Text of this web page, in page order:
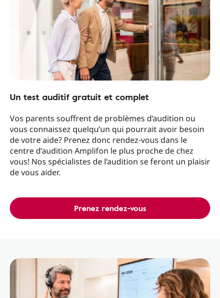
Un test auditif gratuit et complet
Vos parents souffrent de problèmes d’audition ou
vous connaissez quelqu’un qui pourrait avoir besoin
de votre aide? Prenez donc rendez-vous dans le
centre d’audition Amplifon le plus proche de chez
vous! Nos spécialistes de l’audition se feront un plaisir
de vous aider.
Prenez rendez-vous